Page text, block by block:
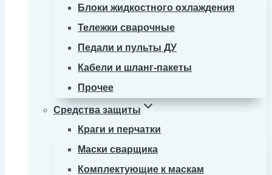
Блоки жидкостного охлаждения
Тележки сварочные
Педали и пульты ДУ
Кабели и шланг-пакеты
Прочее
Средства защиты
Краги и перчатки
Маски сварщика
Комплектующие к маскам